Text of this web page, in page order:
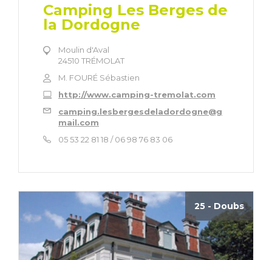
Camping Les Berges de
la Dordogne
Moulin d'Aval
24510 TRÉMOLAT
M. FOURÉ Sébastien
http://www.camping-tremolat.com
camping.lesbergesdeladordogne@g
mail.com
05 53 22 81 18 / 06 98 76 83 06
25 - Doubs